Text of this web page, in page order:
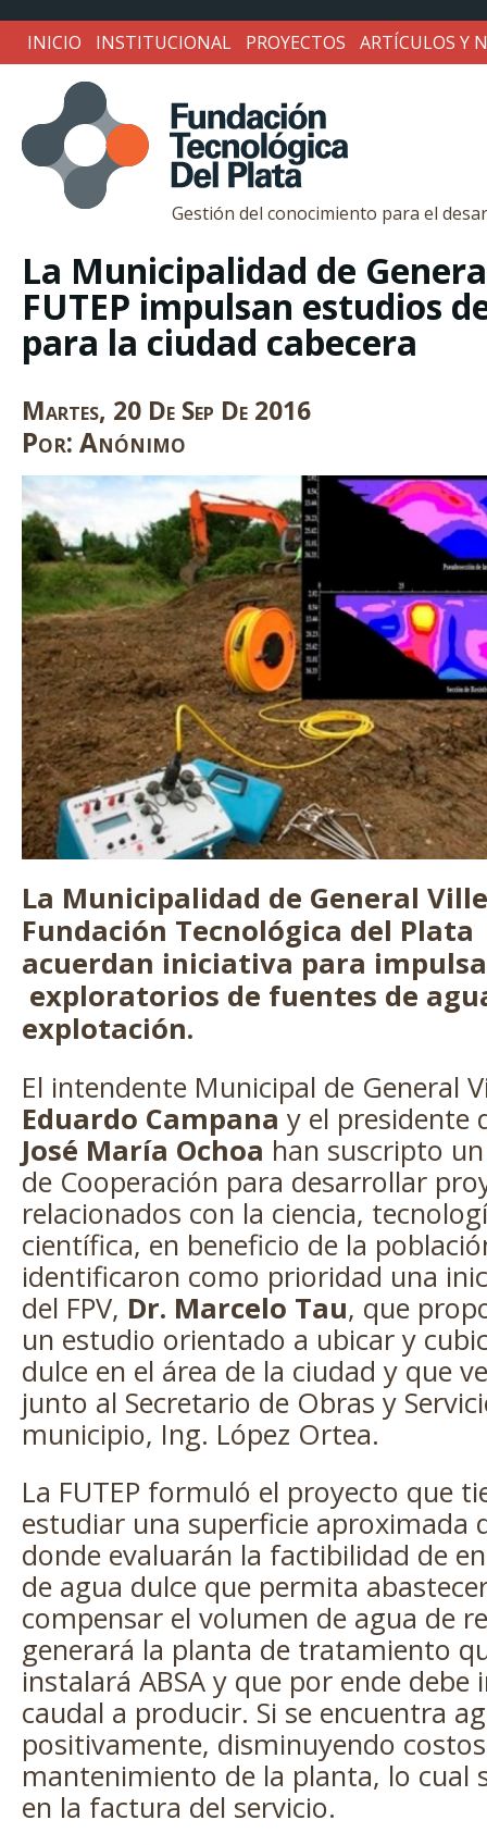
INICIO INSTITUCIONAL PROYECTOS ARTÍCULOS Y
Fundación
Tecnológica
Del
Plata
Gestión del conocimiento para el
La Municipalidad de
FUTEP impulsan estudios
para la ciudad cabecera
Martes, 20 De Sep De 2016
Por: Anónimo
La Municipalidad de General
Fundación Tecnológica del Plata
acuerdan iniciativa para
exploratorios de fuentes de
explotación.
El intendente Municipal de General
Eduardo Campana y el presidente
José María Ochoa han suscripto
de Cooperación para desarrollar
relacionados con la ciencia,
científica, en beneficio de la
identificaron como prioridad una
del FPV, Dr. Marcelo Tau, que
un estudio orientado a ubicar y
dulce en el área de la ciudad y que
junto al Secretario de Obras y
municipio, Ing. López Ortea.
La FUTEP formuló el proyecto que
estudiar una superficie aproximada
donde evaluarán la factibilidad de
de agua dulce que permita
compensar el volumen de agua de
generará la planta de tratamiento
instalará ABSA y que por ende debe
caudal a producir. Si se encuentra
positivamente, disminuyendo
mantenimiento de la planta, lo cual
en la factura del servicio.